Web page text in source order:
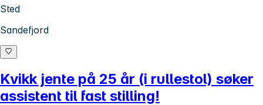
Sted
Sandefjord
Kvikk jente på 25 år (i rullestol) søker
assistent til fast stilling!